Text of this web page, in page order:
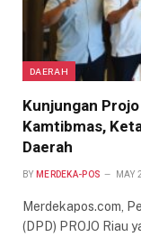
DAERAH
Kunjungan
Kamtibmas,
Daerah
BY MERDEKA-POS MAY
Merdekapos.com,
(DPD) PROJO Riau